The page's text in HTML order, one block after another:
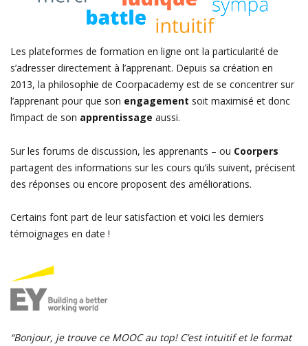
Les plateformes de formation en ligne ont la particularité de
s’adresser directement à l’apprenant. Depuis sa création en
2013, la philosophie de Coorpacademy est de se concentrer sur
l’apprenant pour que son engagement soit maximisé et donc
l’impact de son apprentissage aussi.
Sur les forums de discussion, les apprenants – ou Coorpers
partagent des informations sur les cours qu’ils suivent, précisent
des réponses ou encore proposent des améliorations.
Certains font part de leur satisfaction et voici les derniers
témoignages en date !
“Bonjour, je trouve ce MOOC au top! C’est intuitif et le format